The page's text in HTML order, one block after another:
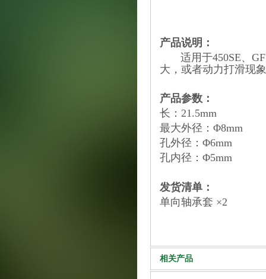
产品说明：
适用于450SE、GF
大，或者动力打滑现
产品参数：
长：21.5mm
最大外径：Φ8mm
孔外径：Φ6mm
孔内径：Φ5mm
发货清单：
单向轴承套 ×2
相关产品